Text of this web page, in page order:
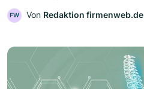
FW Von Redaktion firmenweb.de